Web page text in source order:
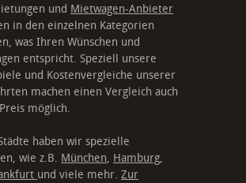
und Mietwagen-Anbieter
in den einzelnen Kategorien
was Ihren Wünschen und
entspricht. Speziell unsere
und Kostenvergleiche unserer
machen einen Vergleich auch
möglich.
haben wir spezielle
wie z.B. München, Hamburg,
und viele mehr. Zur